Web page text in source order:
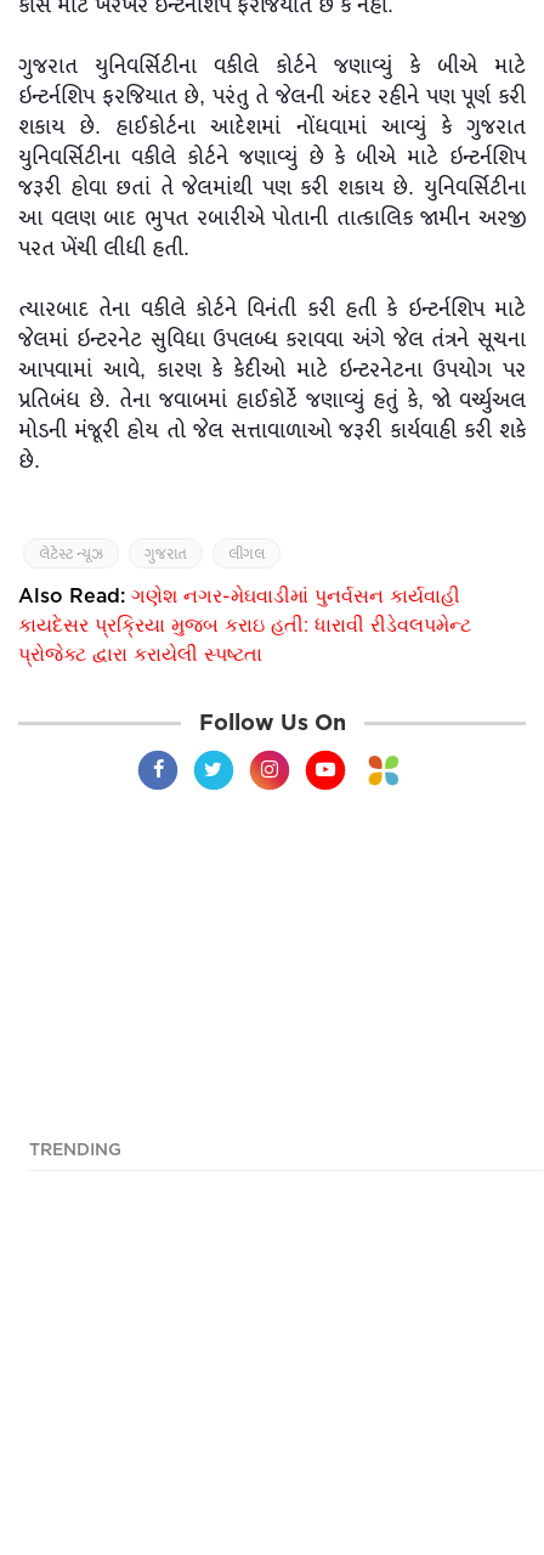
ગુજરાત યુનિવર્સિટીના વકીલે કોર્ટને જણાવ્યું કે બીએ માટે
ઇન્ટર્નશિપ ફરજિયાત છે, પરંતુ તે જેલની અંદર રહીને પણ પૂર્ણ કરી
શકાય છે. હાઈકોર્ટના આદેશમાં નોંધવામાં આવ્યું કે ગુજરાત
યુનિવર્સિટીના વકીલે કોર્ટને જણાવ્યું છે કે બીએ માટે ઇન્ટર્નશિપ
જરૂરી હોવા છતાં તે જેલમાંથી પણ કરી શકાય છે. યુનિવર્સિટીના
આ વલણ બાદ ભુપત રબારીએ પોતાની તાત્કાલિક જામીન અરજી
પરત ખેંચી લીધી હતી.
ત્યારબાદ તેના વકીલે કોર્ટને વિનંતી કરી હતી કે ઇન્ટર્નશિપ માટે
જેલમાં ઇન્ટરનેટ સુવિધા ઉપલબ્ધ કરાવવા અંગે જેલ તંત્રને સૂચના
આપવામાં આવે, કારણ કે કેદીઓ માટે ઇન્ટરનેટના ઉપયોગ પર
પ્રતિબંધ છે. તેના જવાબમાં હાઈકોર્ટે જણાવ્યું હતું કે, જો વર્ચ્યુઅલ
મોડની મંજૂરી હોય તો જેલ સત્તાવાળાઓ જરૂરી કાર્યવાહી કરી શકે
છે.
લેટેસ્ટ ન્યૂઝ ગુજરાત લીગલ
Also Read: ગણેશ નગર-મેઘવાડીમાં પુનર્વસન કાર્યવાહી
કાયદેસર પ્રક્રિયા મુજબ કરાઇ હતી: ધારાવી રીડેવલપમેન્ટ
પ્રોજેક્ટ દ્વારા કરાયેલી સ્પષ્ટતા
Follow Us On
TRENDING